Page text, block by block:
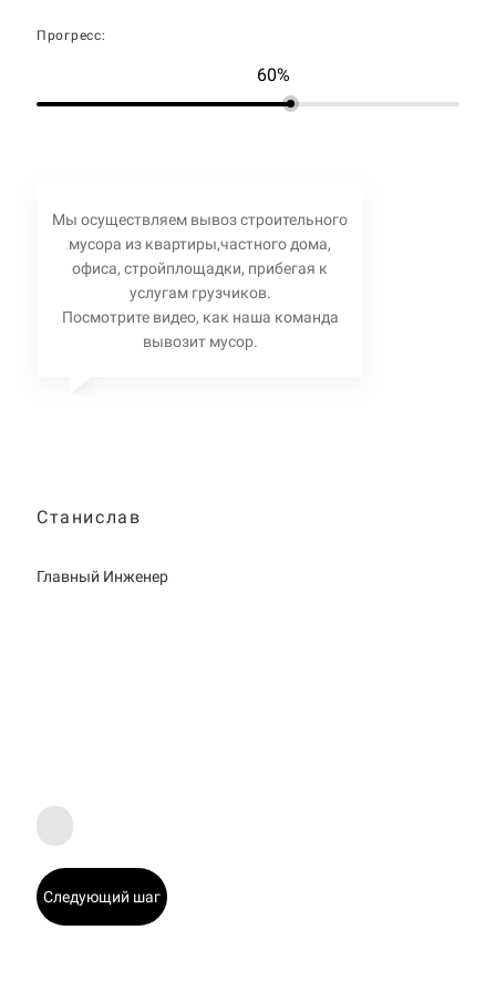
Прогресс:
60%
Мы осуществляем вывоз строительного
мусора из квартиры,частного дома,
офиса, стройплощадки, прибегая к
услугам грузчиков.
Посмотрите видео, как наша команда
вывозит мусор.
Станислав
Главный Инженер
Следующий шаг